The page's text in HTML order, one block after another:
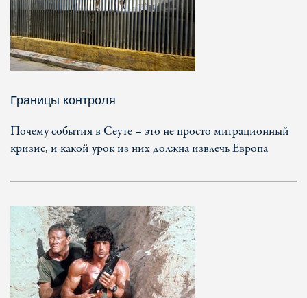
Границы контроля
Почему события в Сеуте – это не просто миграционный
кризис, и какой урок из них должна извлечь Европа